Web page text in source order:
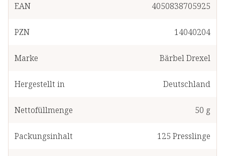
EAN 4050838705925
PZN 14040204
Marke Bärbel Drexel
Hergestellt in Deutschland
Nettofüllmenge 50 g
Packungsinhalt 125 Presslinge